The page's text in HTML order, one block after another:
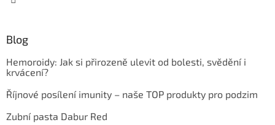
Blog
Hemoroidy: Jak si přirozeně ulevit od bolesti, svědění i
krvácení?
Říjnové posílení imunity – naše TOP produkty pro podzim
Zubní pasta Dabur Red